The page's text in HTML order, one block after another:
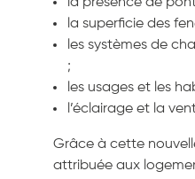
la présence de
la superficie des
les systèmes de
;
les usages et les
l’éclairage et la
Grâce à cette
attribuée aux